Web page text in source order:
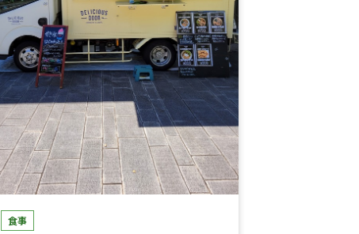
食事